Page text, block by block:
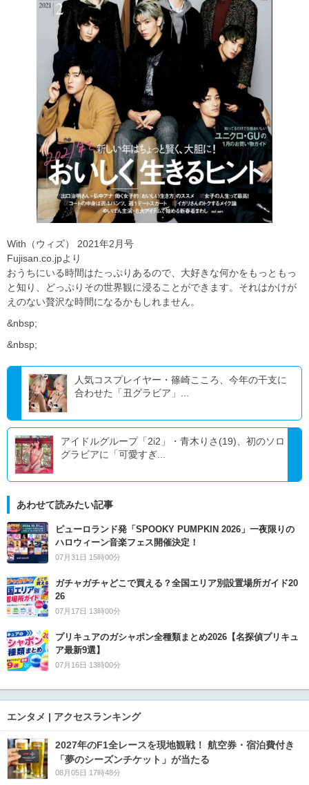
With（ウィズ） 2021年2月号
Fujisan.co.jpより
おうちにいる時間はたっぷりあるので、大好きな何かをもっともっ
と知り、どっぷりその世界観に浸ることができます。それはかけが
えのない贅沢な時間になるかもしれません。
&nbsp;
&nbsp;
人気コスプレイヤー・篠崎こころ、今年の干支に
合わせた「丑グラビア」...
アイドルグループ「2i2」・青木りさ(19)、初のソロ
グラビアに「可愛すぎ...
あわせて読みたい記事
ピューロランド発「SPOOKY PUMPKIN 2026」一夜限りの
ハロウィーン音楽フェス開催決定！
07月31日 15時00分
ガチャガチャどこで買える？全国エリア別設置場所ガイド20
26
07月17日 13時00分
プリキュアのガシャポン全種類まとめ2026【名探偵プリキュ
ア最新9選】
07月16日 13時00分
エンタメ | アクセスランキング
2027年のF1全レースを現地観戦！ 航空券・宿泊費付き
「夢のシーズンチケット」が当たる
08月05日 17時48分